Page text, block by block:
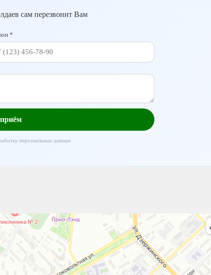
сам перезвонит Вам
*
персональных данных